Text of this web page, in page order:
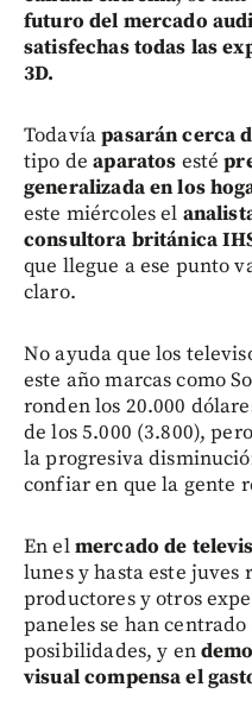
futuro del mercado
satisfechas todas las
3D.
Todavíapasarán cerca
tipo de aparatos esté
generalizada en los
este miércoles el
consultora británica
que llegue a ese punto
claro.
No ayuda que los
este año marcas como
ronden los 20.000
de los 5.000 (3.800),
la progresiva
confiar en que la gente
En elmercado de
lunes y hasta este
productores y otros
paneles se han
posibilidades, y en
visual compensa el